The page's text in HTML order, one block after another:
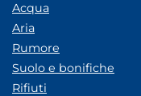
Acqua
Aria
Rumore
Suolo e bonifiche
Rifiuti